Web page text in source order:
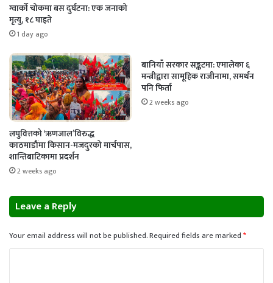
ग्वार्को चोकमा बस दुर्घटना: एक जनाको
मृत्यु, १८ घाइते
1 day ago
लघुवित्तको ‘ऋणजाल’विरुद्ध
काठमाडौंमा किसान-मजदुरको मार्चपास,
शान्तिबाटिकामा प्रदर्शन
2 weeks ago
बानियाँ सरकार सङ्कटमा: एमालेका ६
मन्त्रीद्वारा सामूहिक राजीनामा, समर्थन
पनि फिर्ता
2 weeks ago
Leave a Reply
Your email address will not be published.Required fields are marked*